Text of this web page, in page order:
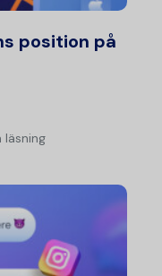
position på
läsning